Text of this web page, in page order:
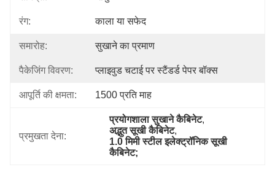
रंग: काला या सफेद
समारोह: सुखाने का प्रमाण
पैकेजिंग विवरण: प्लाइवुड चटाई पर स्टैंडर्ड पेपर बॉक्स
आपूर्ति की क्षमता: 1500 प्रति माह
प्रमुखता देना:
प्रयोगशाला सुखाने कैबिनेट,
अद्भुत सूखी कैबिनेट,
1.0 मिमी स्टील इलेक्ट्रॉनिक सूखी
कैबिनेट;